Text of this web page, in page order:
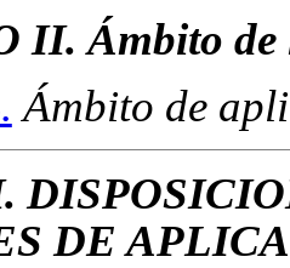
II. Ámbito de
Ámbito de
DE